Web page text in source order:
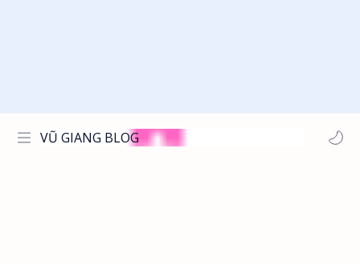
VŨ GIANG BLOG